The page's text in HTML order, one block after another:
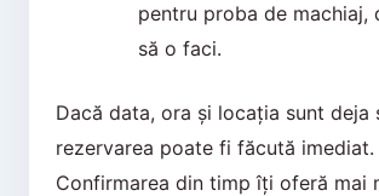
pentru proba de machiaj,
să o faci.
Dacă data, ora și locația sunt deja
rezervarea poate fi făcută imediat.
Confirmarea din timp îți oferă mai